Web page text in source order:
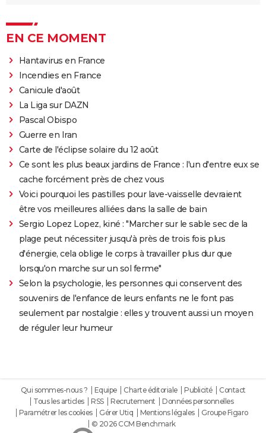
EN CE MOMENT
Hantavirus en France
Incendies en France
Canicule d'août
La Liga sur DAZN
Pascal Obispo
Guerre en Iran
Carte de l'éclipse solaire du 12 août
Ce sont les plus beaux jardins de France : l'un d'entre eux se
cache forcément près de chez vous
Voici pourquoi les pastilles pour lave-vaisselle devraient
être vos meilleures alliées dans la salle de bain
Sergio Lopez Lopez, kiné : "Marcher sur le sable sec de la
plage peut nécessiter jusqu'à près de trois fois plus
d'énergie, cela oblige le corps à travailler plus dur que
lorsqu'on marche sur un sol ferme"
Selon la psychologie, les personnes qui conservent des
souvenirs de l'enfance de leurs enfants ne le font pas
seulement par nostalgie : elles y trouvent aussi un moyen
de réguler leur humeur
Qui sommes-nous ? Equipe Charte éditoriale Publicité
Contact
Tous les articles
RSS Recrutement
Données personnelles
Paramétrer les cookies
Gérer Utiq Mentions légales
Groupe Figaro
© 2026 CCM Benchmark